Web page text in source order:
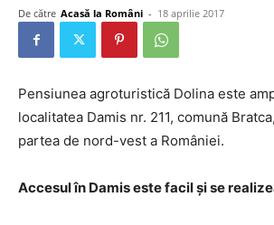
De către Acasă la Români - 18 aprilie 2017
Pensiunea agroturistică Dolina este
localitatea Damis nr. 211, comună
partea de nord-vest a României.
Accesul în Damis este facil şi se